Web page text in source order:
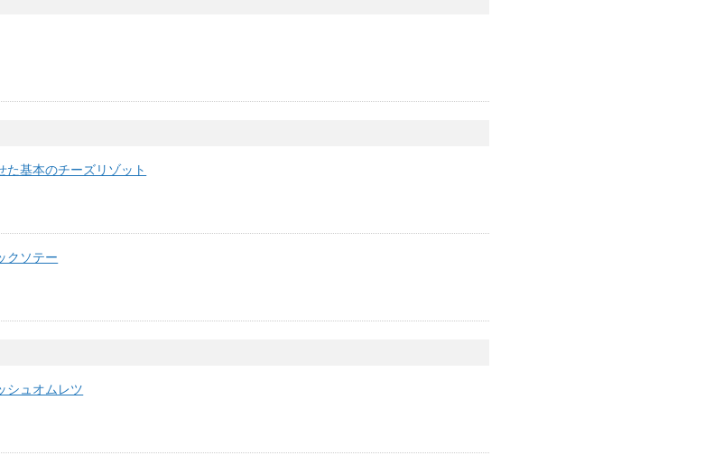
た基本のチーズリゾット
クソテー
シュオムレツ